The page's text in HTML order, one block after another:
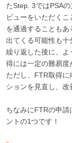
たStep. 3ではPSA
ビューをいただく
を通過することも
出てくる可能性も
繰り返した後に、よ
得には一定の難易度
ただし、FTR取得
ションを見直し、改
ちなみにFTRの申請
ントの1つです！